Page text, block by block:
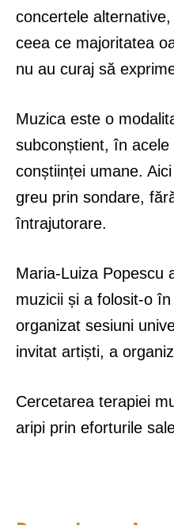
concertele
ceea ce majoritatea
nu au curaj să
Muzica este o
subconștient, în
conștiinței umane.
greu prin sondare,
întrajutorare.
Maria-Luiza Popescu
muzicii și a folosit-o
organizat sesiuni
invitat artiști, a
Cercetarea terapiei
aripi prin eforturile